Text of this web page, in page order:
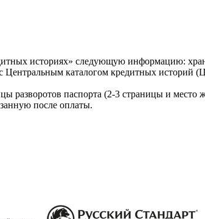
историях» следующую информацию:
Центральным каталогом кредитных
разворотов паспорта (2-3 страницы и место
после оплаты.